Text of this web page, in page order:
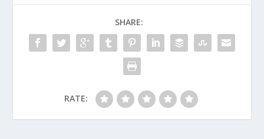
SHARE:
RATE: